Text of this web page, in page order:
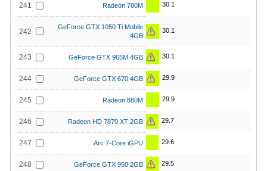
241 Radeon 780M 30.1
242
GeForce GTX 1050 Ti Mobile
4GB
30.1
243 GeForce GTX 965M 4GB 30.1
244 GeForce GTX 670 4GB 29.9
245 Radeon 880M 29.9
246 Radeon HD 7870 XT 2GB 29.7
247 Arc 7-Core iGPU 29.6
248 GeForce GTX 950 2GB 29.5